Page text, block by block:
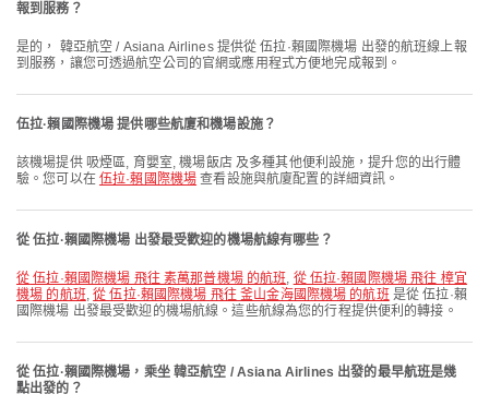
報到服務？
是的， 韓亞航空 / Asiana Airlines 提供從 伍拉·賴國際機場 出發的航班線上報
到服務，讓您可透過航空公司的官網或應用程式方便地完成報到。
伍拉·賴國際機場 提供哪些航廈和機場設施？
該機場提供 吸煙區, 育嬰室, 機場飯店 及多種其他便利設施，提升您的出行體
驗。您可以在 伍拉·賴國際機場 查看設施與航廈配置的詳細資訊。
從 伍拉·賴國際機場 出發最受歡迎的機場航線有哪些？
從 伍拉·賴國際機場 飛往 素萬那普機場 的航班, 從 伍拉·賴國際機場 飛往 樟宜
機場 的航班,從 伍拉·賴國際機場 飛往 釜山金海國際機場 的航班 是從 伍拉·賴
國際機場 出發最受歡迎的機場航線。這些航線為您的行程提供便利的轉接。
從 伍拉·賴國際機場，乘坐 韓亞航空 / Asiana Airlines 出發的最早航班是幾
點出發的？